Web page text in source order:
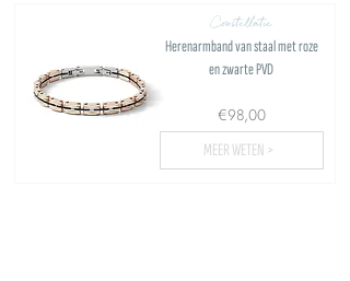
Constellatie
Herenarmband van staal met roze
en zwarte PVD
€98,00
MEER WETEN >